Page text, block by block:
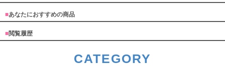
■あなたにおすすめの商品
■閲覧履歴
CATEGORY